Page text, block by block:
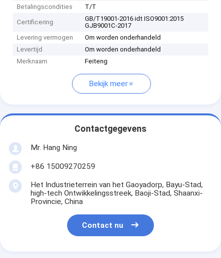
Betalingscondities
T/T
Certificering
GB/T19001-2016 idt ISO9001:2015
GJB9001C-2017
Levering vermogen
Om worden onderhandeld
Levertijd
Om worden onderhandeld
Merknaam
Feiteng
Bekijk meer
Contactgegevens
Mr. Hang Ning
+86 15009270259
Het Industrieterrein van het Gaoyadorp, Bayu-Stad,
high-tech Ontwikkelingsstreek, Baoji-Stad, Shaanxi-
Provincie, China
Contact nu